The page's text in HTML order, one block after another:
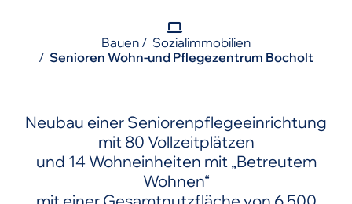
Bauen
Sozialimmobilien
Senioren Wohn-und Pflegezentrum Bocholt
Neubau einer Seniorenpflegeeinrichtung
mit 80 Vollzeitplätzen
und 14 Wohneinheiten mit „Betreutem
Wohnen“